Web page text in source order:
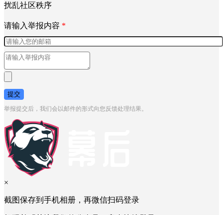
扰乱社区秩序
请输入举报内容 *
提交
举报提交后，我们会以邮件的形式向您反馈处理结果。
×
截图保存到手机相册，再微信扫码登录